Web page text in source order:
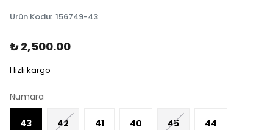
Ürün Kodu: 156749-43
₺ 2,500.00
Hızlı kargo
Numara
43 42 41 40 45 44